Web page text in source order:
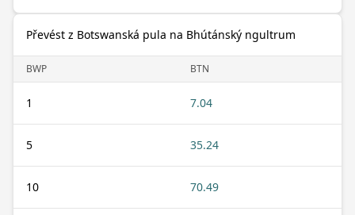
Převést z Botswanská pula na Bhútánský ngultrum
BWP BTN
1 7.04
5 35.24
10 70.49